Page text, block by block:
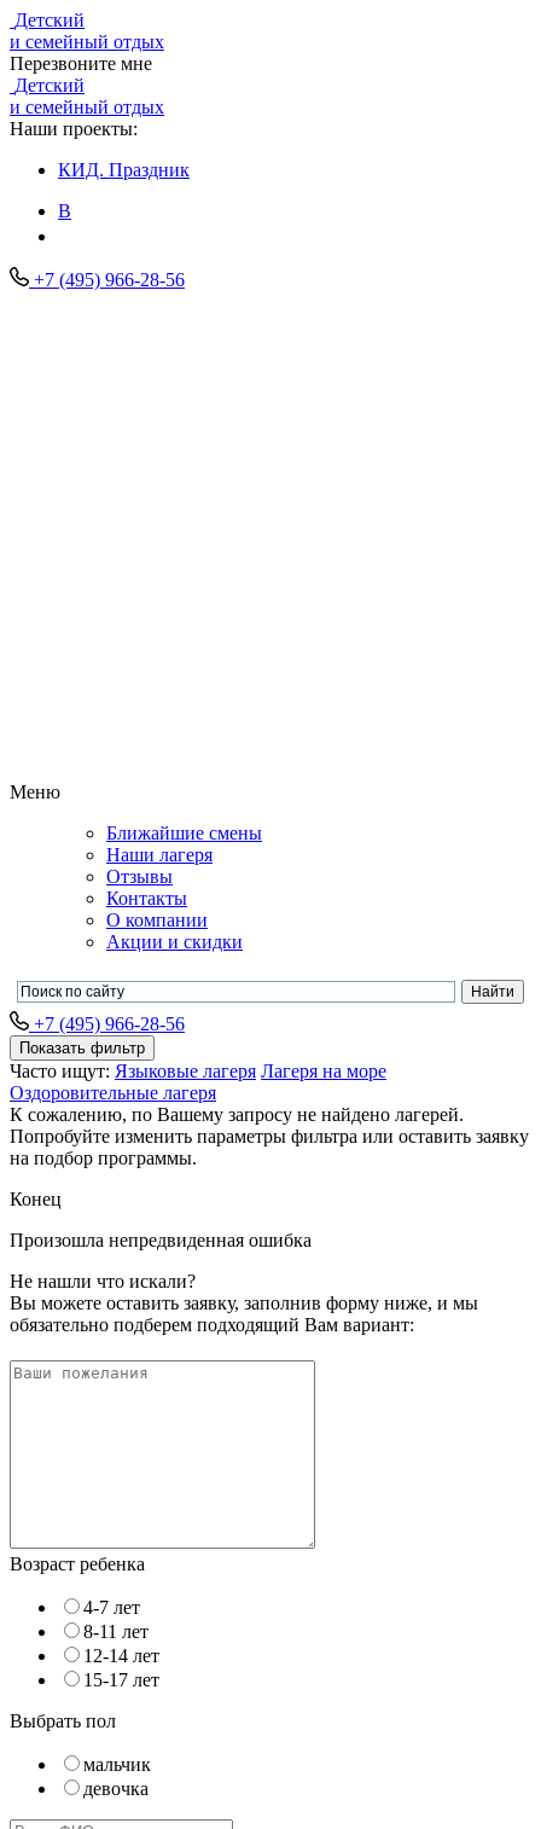
Детский
и семейный отдых
Перезвоните мне
Детский
и семейный отдых
Наши проекты:
КИД. Праздник
В
+7 (495) 966-28-56
Меню
Ближайшие смены
Наши лагеря
Отзывы
Контакты
О компании
Акции и скидки
+7 (495) 966-28-56
Показать фильтр
Часто ищут: Языковые лагеря Лагеря на море
Оздоровительные лагеря
К сожалению, по Вашему запросу не найдено лагерей.
Попробуйте изменить параметры фильтра или оставить заявку
на подбор программы.
Конец
Произошла непредвиденная ошибка
Не нашли что искали?
Вы можете оставить заявку, заполнив форму ниже, и мы
обязательно подберем подходящий Вам вариант:
Возраст ребенка
4-7 лет
8-11 лет
12-14 лет
15-17 лет
Выбрать пол
мальчик
девочка